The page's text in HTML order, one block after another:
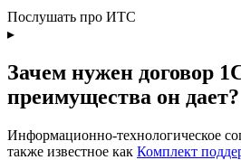
Послушать про ИТС
▸
Зачем нужен договор
преимущества он дает?
Информационно-технологическое
также известное как Комплект